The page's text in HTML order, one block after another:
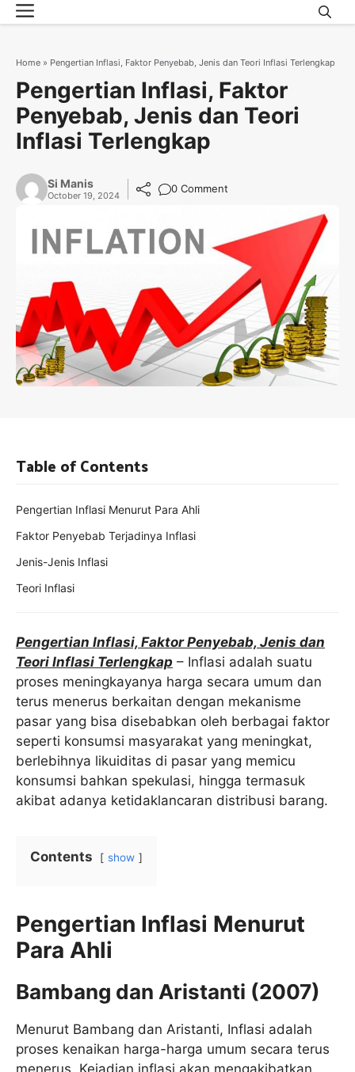
Skip
to
Menu
Home » Pengertian Inflasi, Faktor Penyebab, Jenis dan Teori Inflasi Terlengkap
Pengertian Inflasi, Faktor
Penyebab, Jenis dan Teori
Inflasi Terlengkap
Si Manis
October 19, 2024
0 Comment
Pengertian Inflasi, Faktor Penyebab, Jenis dan
Teori Inflasi Terlengkap – Inflasi adalah suatu
proses meningkayanya harga secara umum dan
terus menerus berkaitan dengan mekanisme
pasar yang bisa disebabkan oleh berbagai faktor
seperti konsumsi masyarakat yang meningkat,
berlebihnya likuiditas di pasar yang memicu
konsumsi bahkan spekulasi, hingga termasuk
akibat adanya ketidaklancaran distribusi barang.
Contents show
Pengertian Inflasi Menurut
Para Ahli
Bambang dan Aristanti (2007)
Menurut Bambang dan Aristanti, Inflasi adalah
proses kenaikan harga-harga umum secara terus
Table of Contents
Pengertian Inflasi Menurut Para Ahli
Faktor Penyebab Terjadinya Inflasi
Jenis-Jenis Inflasi
Teori Inflasi